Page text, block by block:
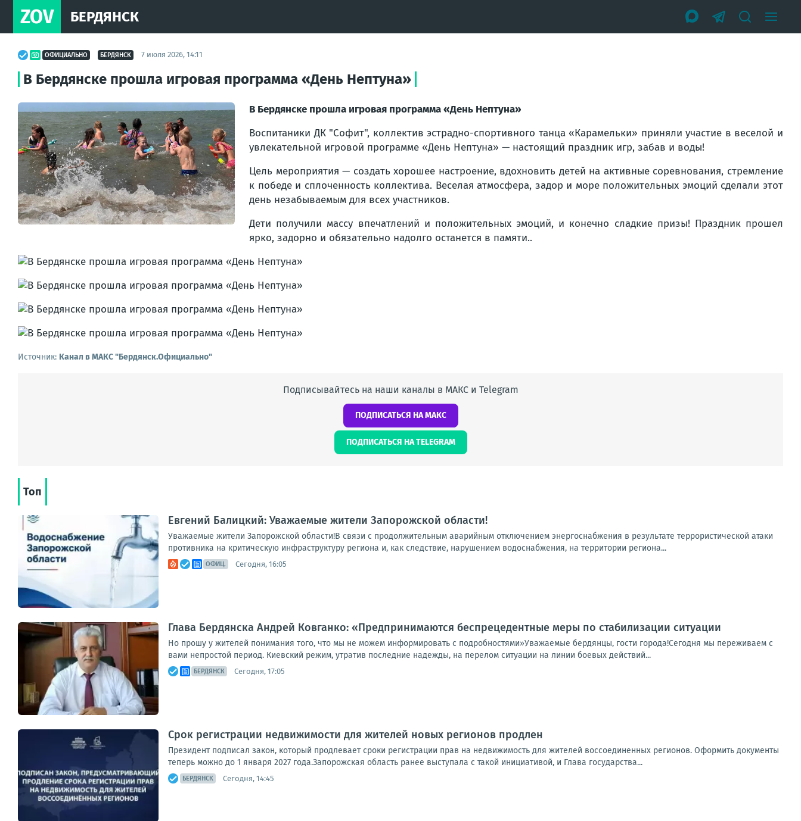
ZOV БЕРДЯНСК
ОФИЦИАЛЬНО БЕРДЯНСК 7 июля 2026, 14:11
В Бердянске прошла игровая программа «День Нептуна»
В Бердянске прошла игровая программа «День Нептуна»
Воспитаники ДК "Софит", коллектив эстрадно-спортивного танца «Карамельки» приняли участие в веселой и
увлекательной игровой программе «День Нептуна» — настоящий праздник игр, забав и воды!
Цель мероприятия — создать хорошее настроение, вдохновить детей на активные соревнования, стремление
к победе и сплоченность коллектива. Веселая атмосфера, задор и море положительных эмоций сделали этот
день незабываемым для всех участников.
Дети получили массу впечатлений и положительных эмоций, и конечно сладкие призы! Праздник прошел
ярко, задорно и обязательно надолго останется в памяти..
Источник: Канал в МАКС "Бердянск.Официально"
Подписывайтесь на наши каналы в МАКС и Telegram
ПОДПИСАТЬСЯ НА МАКС
ПОДПИСАТЬСЯ НА TELEGRAM
Топ
Евгений Балицкий: Уважаемые жители Запорожской области!
Уважаемые жители Запорожской области!В связи с продолжительным аварийным отключением энергоснабжения в результате террористической атаки
противника на критическую инфраструктуру региона и, как следствие, нарушением водоснабжения, на территории региона...
ОФИЦ. Сегодня, 16:05
Глава Бердянска Андрей Ковганко: «Предпринимаются беспрецедентные меры по стабилизации ситуации
Но прошу у жителей понимания того, что мы не можем информировать с подробностями»Уважаемые бердянцы, гости города!Сегодня мы переживаем с
вами непростой период. Киевский режим, утратив последние надежды, на перелом ситуации на линии боевых действий...
БЕРДЯНСК Сегодня, 17:05
Срок регистрации недвижимости для жителей новых регионов продлен
Президент подписал закон, который продлевает сроки регистрации прав на недвижимость для жителей воссоединенных регионов. Оформить документы
теперь можно до 1 января 2027 года.Запорожская область ранее выступала с такой инициативой, и Глава государства...
БЕРДЯНСК Сегодня, 14:45